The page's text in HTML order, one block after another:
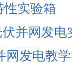
性实验箱
并网发电
网发电教